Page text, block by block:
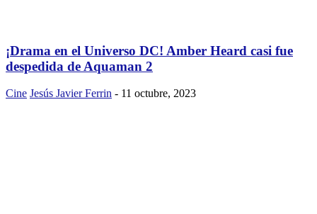
¡Drama en el Universo DC! Amber Heard casi fue
despedida de Aquaman 2
Cine Jesús Javier Ferrin - 11 octubre, 2023